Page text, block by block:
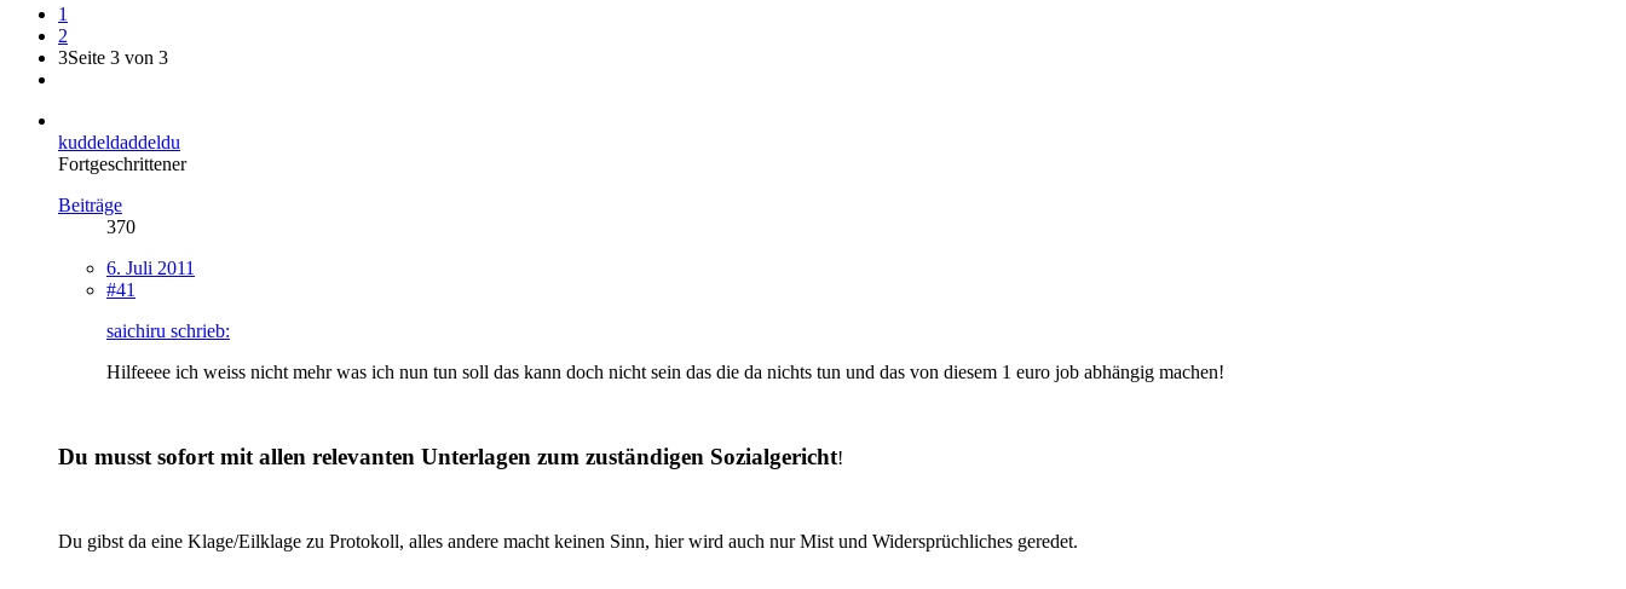
1
2
3Seite 3 von 3
kuddeldaddeldu
Fortgeschrittener
Beiträge
370
6. Juli 2011
#41
saichiru schrieb:
Hilfeeee ich weiss nicht mehr was ich nun tun soll das kann doch nicht sein das die da nichts tun und das von diesem 1 euro job abhängig machen!
Du musst sofort mit allen relevanten Unterlagen zum zuständigen Sozialgericht!
Du gibst da eine Klage/Eilklage zu Protokoll, alles andere macht keinen Sinn, hier wird auch nur Mist und Widersprüchliches geredet.